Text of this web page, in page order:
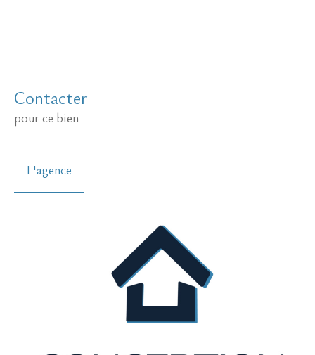
Contacter
pour ce bien
L'agence